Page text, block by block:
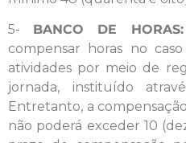
5- BANCO DE HORAS:
compensar horas no
atividades por meio de
jornada, instituído
Entretanto, a
não poderá exceder 10